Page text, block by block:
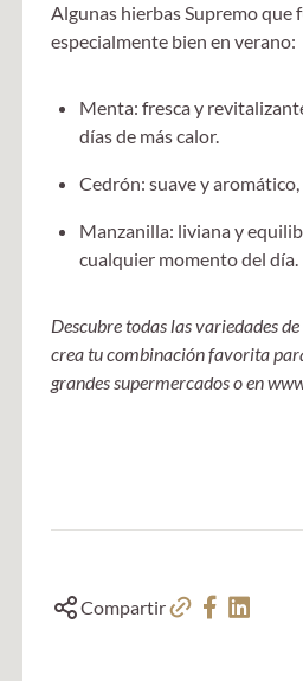
Algunas hierbas Supremo que
especialmente bien en verano:
Menta: fresca y
días de más calor.
Cedrón: suave y
Manzanilla: liviana y
cualquier momento del día.
Descubre todas las variedades
crea tu combinación favorita
grandes supermercados o en
Compartir